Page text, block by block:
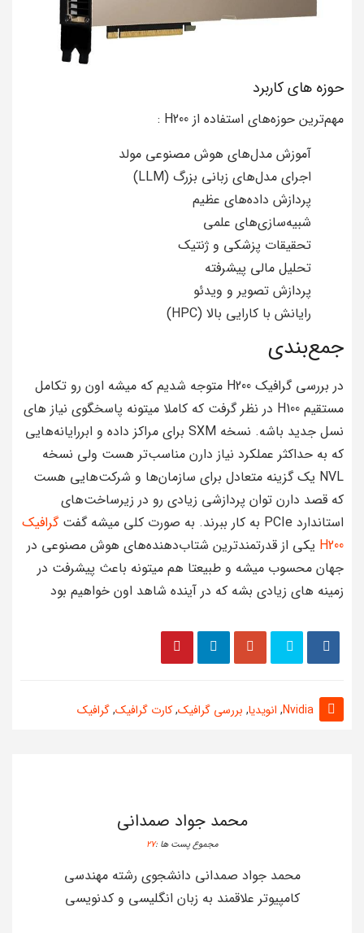
حوزه های کاربرد
مهم‌ترین حوزه‌های استفاده از H200 :
آموزش مدل‌های هوش مصنوعی مولد
اجرای مدل‌های زبانی بزرگ (LLM)
پردازش داده‌های عظیم
شبیه‌سازی‌های علمی
تحقیقات پزشکی و ژنتیک
تحلیل مالی پیشرفته
پردازش تصویر و ویدئو
رایانش با کارایی بالا (HPC)
جمع‌بندی
در بررسی گرافیک H200 متوجه شدیم که میشه اون رو تکامل
مستقیم H100 در نظر گرفت که کاملا میتونه پاسخگوی نیاز های
نسل جدید باشه. نسخه SXM برای مراکز داده و ابررایانه‌هایی
که به حداکثر عملکرد نیاز دارن مناسب‌تر هست ولی نسخه
NVL یک گزینه متعادل برای سازمان‌ها و شرکت‌هایی هست
که قصد دارن توان پردازشی زیادی رو در زیرساخت‌های
استاندارد PCIe به کار ببرند. به صورت کلی میشه گفت
گرافیک
H200 یکی از قدرتمندترین شتاب‌دهنده‌های هوش مصنوعی در
جهان محسوب میشه و طبیعتا هم میتونه باعث پیشرفت در
زمینه های زیادی بشه که در آینده شاهد اون خواهیم بود
Nvidia
, انویدیا, بررسی گرافیک,کارت گرافیک,گرافیک
محمد جواد صمدانی
مجموع پست ها :27
محمد جواد صمدانی دانشجوی رشته مهندسی
کامپیوتر علاقمند به زبان انگلیسی و کدنویسی